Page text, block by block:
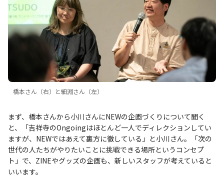
橋本さん（右）と細淵さん（左）
まず、橋本さんから小川さんにNEWの企画づくりについて聞く
と、「吉祥寺のOngoingはほとんど一人でディレクションしてい
ますが、NEWではあえて裏方に徹している」と小川さん。「次の
世代の人たちがやりたいことに挑戦できる場所というコンセプ
ト」で、ZINEやグッズの企画も、新しいスタッフが考えていると
いいます。